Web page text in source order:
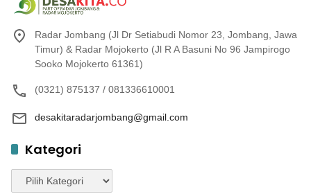
Radar Jombang (Jl Dr Setiabudi Nomor 23, Jombang, Jawa
Timur) & Radar Mojokerto (Jl R A Basuni No 96 Jampirogo
Sooko Mojokerto 61361)
(0321) 875137 / 081336610001
desakitaradarjombang@gmail.com
Kategori
Kategori